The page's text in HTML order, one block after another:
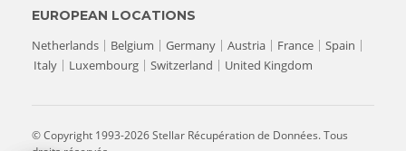
EUROPEAN LOCATIONS
Netherlands
Belgium Germany Austria France
Spain
Italy
Luxembourg Switzerland United Kingdom
© Copyright 1993-2026 Stellar Récupération de Données. Tous